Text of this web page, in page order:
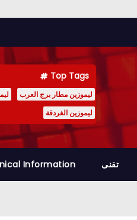
Top Tags
ليموزين مطار برج العرب
ليموزين الغردقة
تقنى Information